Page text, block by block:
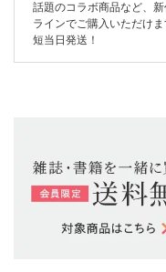
話題のコラボ商品など、
ラインでご購入いただけ
短当日発送！